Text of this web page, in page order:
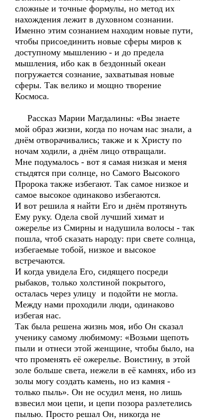
сложные и точные формулы, но метод их
нахождения лежит в духовном сознании.
Именно этим сознанием находим новые пути,
чтобы присоединить новые сферы миров к
доступному мышлению - и до предела
мышления, ибо как в бездонный океан
погружается сознание, захватывая новые
сферы. Так велико и мощно творение
Космоса.
Рассказ Марии Магдалины: «Вы знаете
мой образ жизни, когда по ночам нас знали, а
днём отворачивались; также и к Христу по
ночам ходили, а днём лицо отвращали.
Мне подумалось - вот я самая низкая и меня
стыдятся при солнце, но Самого Высокого
Пророка также избегают. Так самое низкое и
самое высокое одинаково избегаются.
И вот решила я найти Его и днём протянуть
Ему руку. Одела свой лучший химат и
ожерелье из Смирны и надушила волосы - так
пошла, чтоб сказать народу: при свете солнца,
избегаемые тобой, низкое и высокое
встречаются.
И когда увидела Его, сидящего посреди
рыбаков, только холстиной покрытого,
осталась через улицу и подойти не могла.
Между нами проходили люди, одинаково
избегая нас.
Так была решена жизнь моя, ибо Он сказал
ученику самому любимому: «Возьми щепоть
пыли и отнеси этой женщине, чтобы было, на
что променять её ожерелье. Воистину, в этой
золе больше света, нежели в её камнях, ибо из
золы могу создать камень, но из камня -
только пыль». Он не осудил меня, но лишь
взвесил мои цепи, и цепи позора разлетелись
пылью. Просто решал Он, никогда не